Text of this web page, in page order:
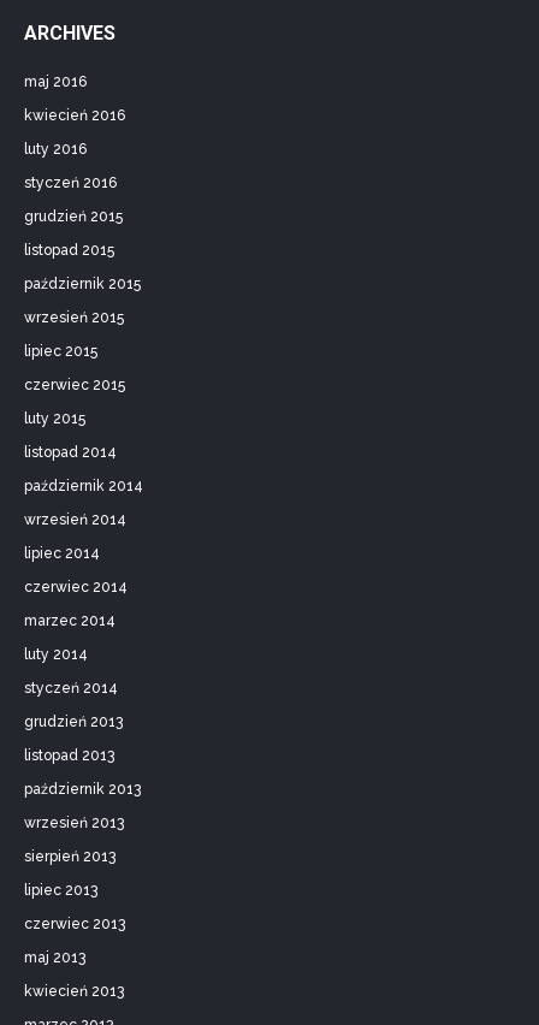
ARCHIVES
maj 2016
kwiecień 2016
luty 2016
styczeń 2016
grudzień 2015
listopad 2015
październik 2015
wrzesień 2015
lipiec 2015
czerwiec 2015
luty 2015
listopad 2014
październik 2014
wrzesień 2014
lipiec 2014
czerwiec 2014
marzec 2014
luty 2014
styczeń 2014
grudzień 2013
listopad 2013
październik 2013
wrzesień 2013
sierpień 2013
lipiec 2013
czerwiec 2013
maj 2013
kwiecień 2013